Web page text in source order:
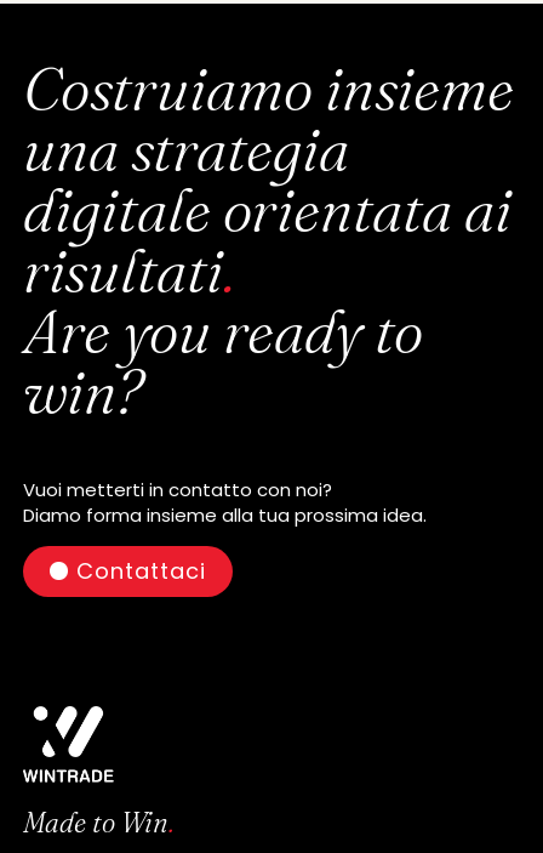
Costruiamo insieme
una strategia
digitale orientata ai
risultati.
Are you ready to
win?
Vuoi metterti in contatto con noi?
Diamo forma insieme alla tua prossima idea.
Contattaci
Made to Win.